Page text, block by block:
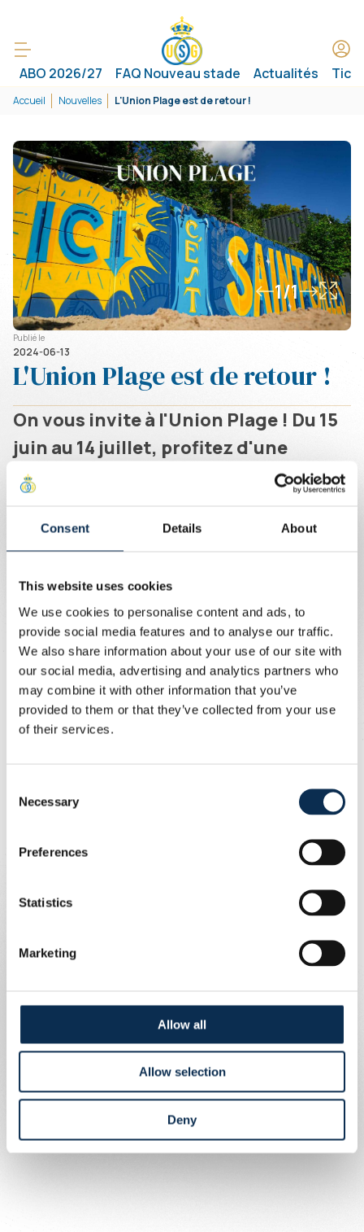
Consent Details About
This website uses cookies
We use cookies to personalise content and ads, to
provide social media features and to analyse our traffic.
We also share information about your use of our site with
our social media, advertising and analytics partners who
may combine it with other information that you’ve
provided to them or that they’ve collected from your use
of their services.
Selection
Necessary
Preferences
Statistics
Marketing
Allow all
Allow selection
Deny
ABO 2026/27 FAQ Nouveau stade Actualités
Accueil Nouvelles L'Union Plage est de retour !
1/1
Publié le
2024-06-13
L'Union Plage est de retour !
On vous invite à l'Union Plage ! Du 15
juin au 14 juillet, profitez d'une
ambiance estivale du mercredi au
L'Euro 2024 !
Écrit par
Venez déguster des frites, savourer des boissons
Rejoignez-nous pour des moments inoubliables en
famille ou entre amis. Nous vous attendons nombreux à
l'Union Plage.
Pour des reservations de groupe :clubhouse@rusg.be